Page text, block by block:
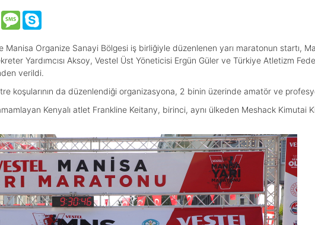
VK Message
Organize Sanayi Bölgesi iş birliğiyle düzenlenen yarı maratonun startı,
Yardımcısı Aksoy, Vestel Üst Yöneticisi Ergün Güler ve Türkiye Atletizm
verildi.
koşularının da düzenlendiği organizasyona, 2 binin üzerinde amatör ve
Kenyalı atlet Frankline Keitany, birinci, aynı ülkeden Meshack Kimutai